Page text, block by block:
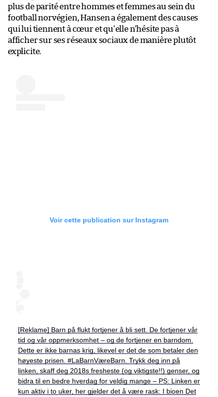
plus de parité entre hommes et femmes au sein du
football norvégien, Hansen a également des causes
qui lui tiennent à cœur et qu’elle n’hésite pas à
afficher sur ses réseaux sociaux de manière plutôt
explicite.
Voir cette publication sur Instagram
[Reklame] Barn på flukt fortjener å bli sett. De fortjener vår
tid og vår oppmerksomhet – og de fortjener en barndom.
Dette er ikke barnas krig, likevel er det de som betaler den
høyeste prisen. #LaBarnVæreBarn. Trykk deg inn på
linken, skaff deg 2018s fresheste (og viktigste!!) genser, og
bidra til en bedre hverdag for veldig mange – PS: Linken er
kun aktiv i to uker, her gjelder det å være rask: I bioen Det